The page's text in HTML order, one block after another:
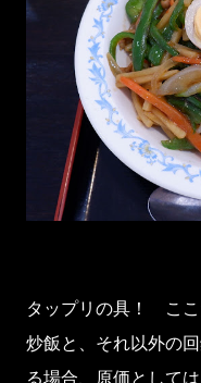
タップリの具！ ここ
炒飯と、それ以外の
る場合、原価として